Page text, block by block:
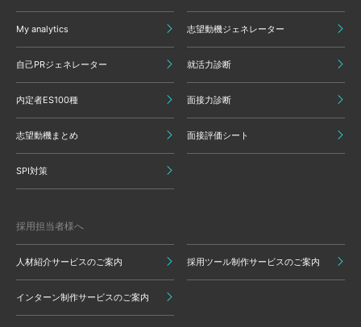
My analytics 志望動機ジェネレーター
自己PRジェネレーター 就活力診断
内定者ES100種 面接力診断
志望動機まとめ 面接評価シート
SPI対策
採用担当者様へ
人材紹介サービスのご案内 採用ツール制作サービスのご案内
インターン制作サービスのご案内